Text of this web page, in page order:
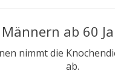
Männern ab 60
nimmt die
ab.